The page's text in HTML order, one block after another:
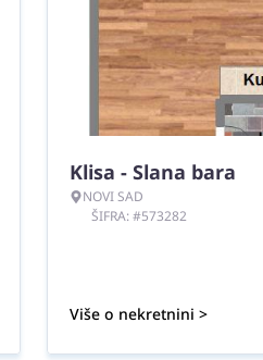
Klisa - Slana bara
NOVI SAD
ŠIFRA: #573282
Više o nekretnini >